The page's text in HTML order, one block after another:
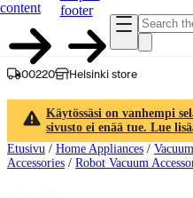
content
footer
00220 Helsinki store
Käytössäsi on vanhempi
sivusto ei enää tue. Lue
Etusivu / Home Appliances /
Accessories / Robot Vacuum